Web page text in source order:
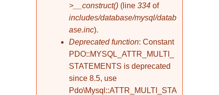
>__construct() (line 334 of
includes/database/mysql/datab
ase.inc).
Deprecated function: Constant
PDO::MYSQL_ATTR_MULTI_
STATEMENTS is deprecated
since 8.5, use
Pdo\Mysql::ATTR_MULTI_STA